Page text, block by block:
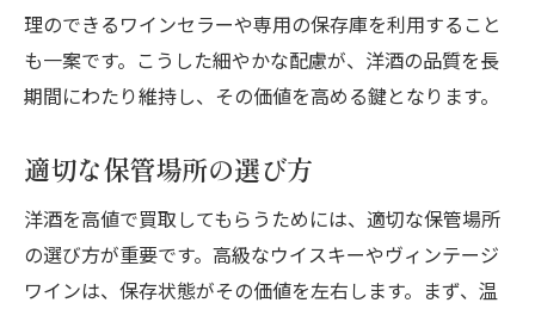
理のできるワインセラーや専用の保存庫を利用すること
も一案です。こうした細やかな配慮が、洋酒の品質を長
期間にわたり維持し、その価値を高める鍵となります。
適切な保管場所の選び方
洋酒を高値で買取してもらうためには、適切な保管場所
の選び方が重要です。高級なウイスキーやヴィンテージ
ワインは、保存状態がその価値を左右します。まず、温